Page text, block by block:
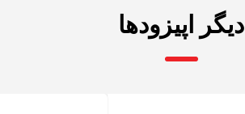
دیگر اپیزودها